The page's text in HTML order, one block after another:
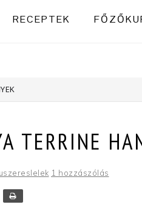
RECEPTEK
TERRINE
1 hozzászólás